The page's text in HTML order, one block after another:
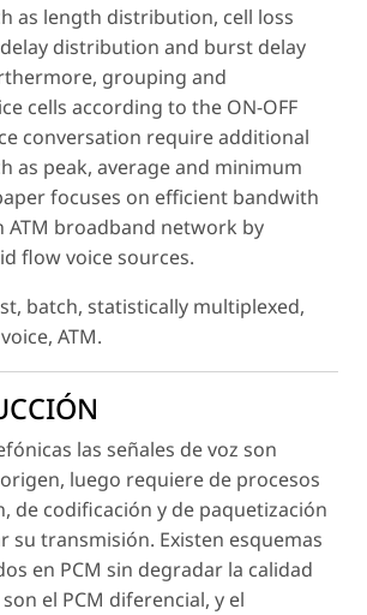
as length distribution, cell loss
distribution and burst delay
grouping and
cells according to the ON-OFF
conversation require additional
as peak, average and minimum
focuses on efficient bandwith
ATM broadband network by
flow voice sources.
batch, statistically multiplexed,
ATM.
las señales de voz son
luego requiere de procesos
de codificación y de paquetización
su transmisión. Existen esquemas
en PCM sin degradar la calidad
el PCM diferencial, y el